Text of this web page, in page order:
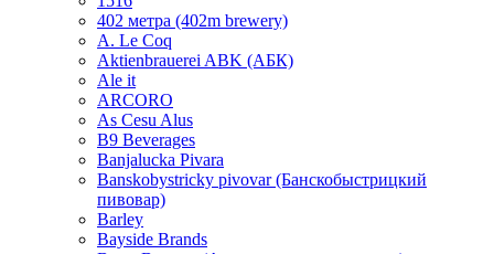
402 метра (402m brewery)
A. Le Coq
Aktienbrauerei ABK (АБК)
Ale it
ARCORO
As Cesu Alus
B9 Beverages
Banjalucka Pivara
Banskobystricky pivovar (Банскобыстрицкий
пивовар)
Barley
Bayside Brands